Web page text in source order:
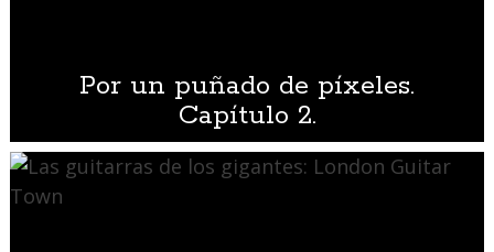
Por un puñado de píxeles.
Capítulo 2.